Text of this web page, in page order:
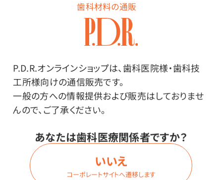
歯科材料の通販
P.D.R.オンラインショップは、歯科医院様・歯科技
工所様向けの通信販売です。
一般の方への情報提供および販売はしておりませ
んので、ご了承ください。
あなたは歯科医療関係者ですか？
いいえ
コーポレートサイトへ遷移します
フリーサイズ（ピンク）
内容量：
1ケース（50枚入×20箱）
価格はログイン後表示
商品番号：40-3946